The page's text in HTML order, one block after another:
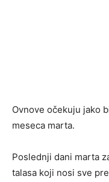
Ovnove očekuju jako
meseca marta.
Poslednji dani marta
talasa koji nosi sve